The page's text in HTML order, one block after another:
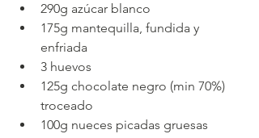
290g azúcar blanco
175g mantequilla, fundida y
enfriada
3 huevos
125g chocolate negro (min 70%)
troceado
100g nueces picadas gruesas